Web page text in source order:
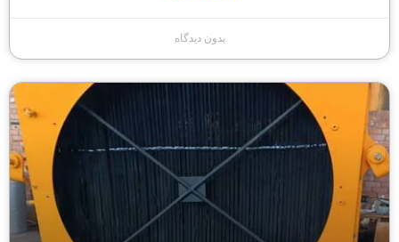
بدون دیدگاه